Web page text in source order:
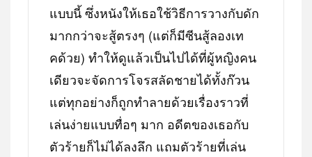
แบบนี้ ซึ่งหนังให้เธอใช้วิธีการวางกับดัก
มากกว่าจะสู้ตรงๆ (แต่ก็มีซีนสู้ลองเท
คด้วย) ทำให้ดูแล้วเป็นไปได้ที่ผู้หญิงคน
เดียวจะจัดการโจรสลัดชายได้ทั้งก๊วน
แต่ทุกอย่างก็ถูกทำลายด้วยเรื่องราวที่
เล่นง่ายแบบทื่อๆ มาก อดีตของเธอกับ
ตัวร้ายก็ไม่ได้ลงลึก แถมตัวร้ายที่เล่น